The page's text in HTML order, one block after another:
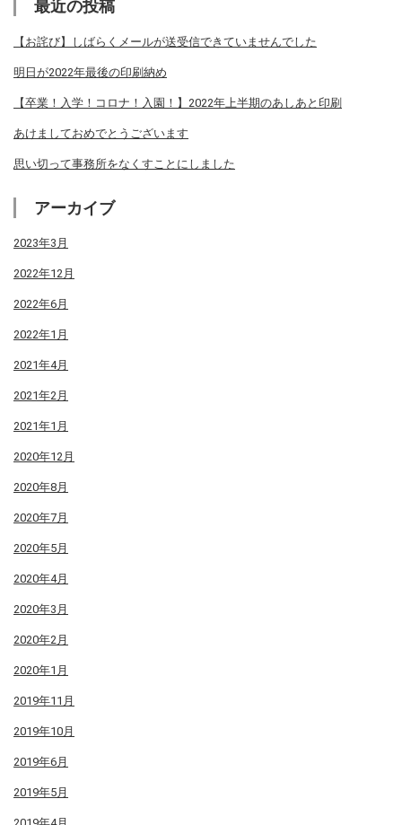
最近の投稿
【お詫び】しばらくメールが送受信できていませんでした
明日が2022年最後の印刷納め
【卒業！入学！コロナ！入園！】2022年上半期のあしあと印刷
あけましておめでとうございます
思い切って事務所をなくすことにしました
アーカイブ
2023年3月
2022年12月
2022年6月
2022年1月
2021年4月
2021年2月
2021年1月
2020年12月
2020年8月
2020年7月
2020年5月
2020年4月
2020年3月
2020年2月
2020年1月
2019年11月
2019年10月
2019年6月
2019年5月